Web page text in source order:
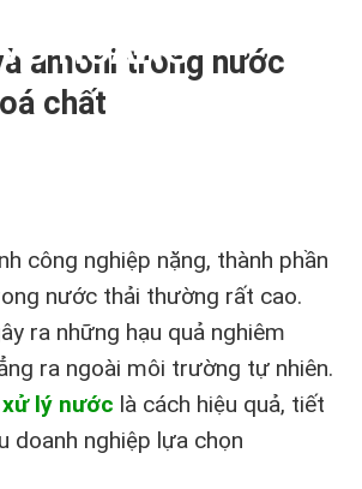
amoni trong nước
chất
công nghiệp nặng, thành phần
nước thải thường rất cao.
ra những hạu quả nghiêm
ra ngoài môi trường tự nhiên.
lý nước là cách hiệu quả, tiết
doanh nghiệp lựa chọn